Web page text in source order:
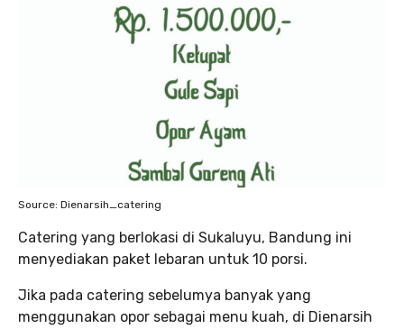
Source: Dienarsih_catering
Catering yang berlokasi di Sukaluyu, Bandung ini
menyediakan paket lebaran untuk 10 porsi.
Jika pada catering sebelumya banyak yang
menggunakan opor sebagai menu kuah, di Dienarsih